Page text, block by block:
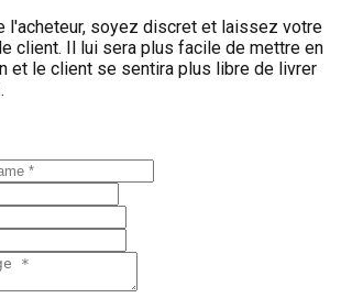
l'acheteur, soyez discret et laissez votre
client. Il lui sera plus facile de mettre en
et le client se sentira plus libre de livrer